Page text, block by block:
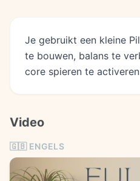
Je gebruikt een kleine
te bouwen, balans te
core spieren te activeren
Video
🇬🇧 ENGELS